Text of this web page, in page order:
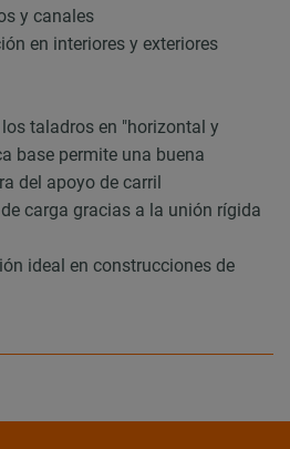
y canales
en interiores y exteriores
taladros en "horizontal y
base permite una buena
del apoyo de carril
carga gracias a la unión rígida
ideal en construcciones de